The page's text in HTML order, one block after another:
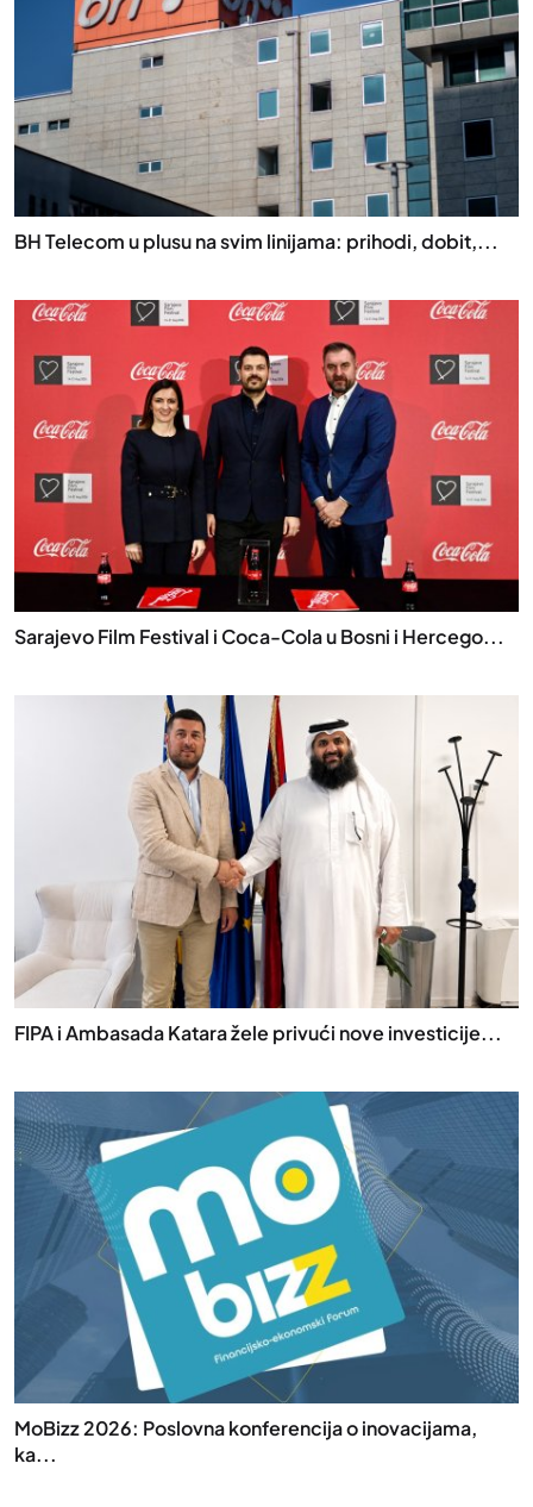
BH Telecom u plusu na svim linijama: prihodi, dobit,...
Sarajevo Film Festival i Coca-Cola u Bosni i Hercego...
FIPA i Ambasada Katara žele privući nove investicije...
MoBizz 2026: Poslovna konferencija o inovacijama,
ka...